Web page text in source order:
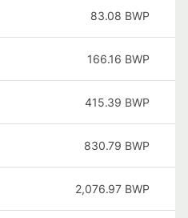
83.08 BWP
166.16 BWP
415.39 BWP
830.79 BWP
2,076.97 BWP